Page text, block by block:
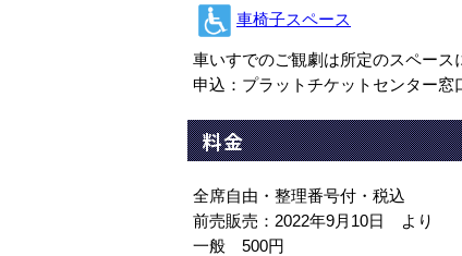
車椅子スペース
車いすでのご観劇は所定のスペース
申込：プラットチケットセンター窓
料金
全席自由・整理番号付・税込
前売販売：2022年9月10日 より
一般 500円